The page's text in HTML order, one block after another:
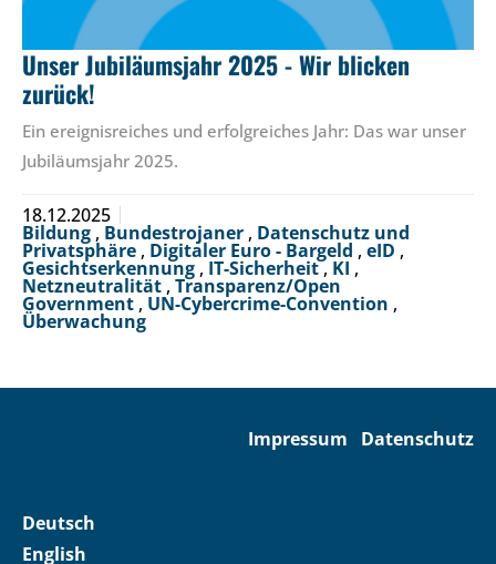
Unser Jubiläumsjahr 2025 - Wir blicken
zurück!
Ein ereignisreiches und erfolgreiches Jahr: Das war unser
Jubiläumsjahr 2025.
18.12.2025
Bildung , Bundestrojaner , Datenschutz und
Privatsphäre , Digitaler Euro - Bargeld , eID ,
Gesichtserkennung , IT-Sicherheit, KI ,
Netzneutralität , Transparenz/Open
Government , UN-Cybercrime-Convention ,
Überwachung
Impressum Datenschutz
Deutsch
English